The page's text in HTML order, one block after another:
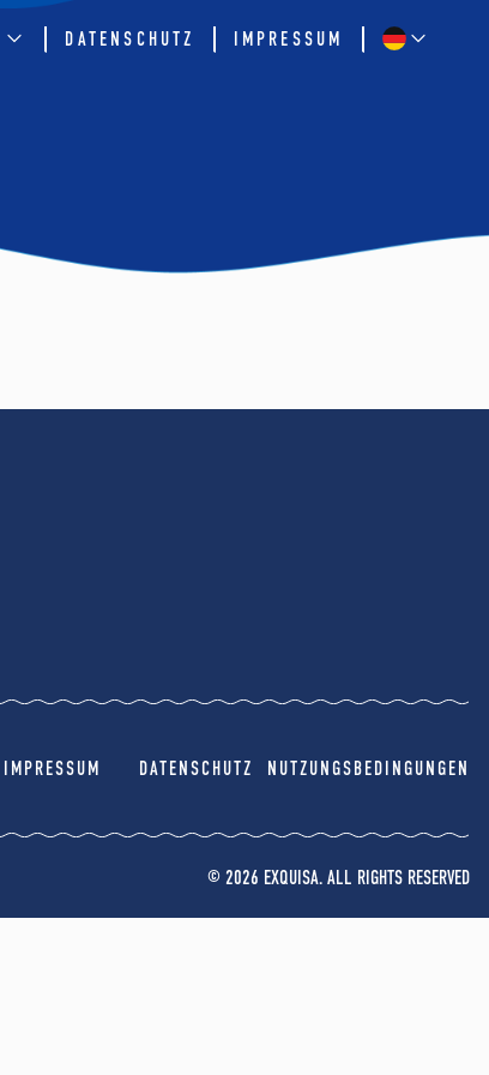
DATENSCHUTZ IMPRESSUM
IMPRESSUM DATENSCHUTZ NUTZUNGSBEDINGUNGEN
© 2026 EXQUISA. ALL RIGHTS RESERVED